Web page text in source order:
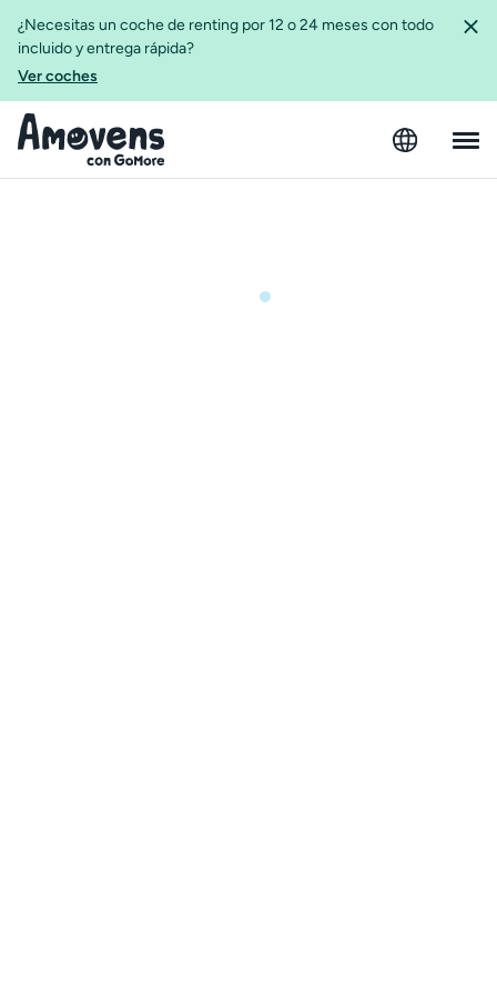
¿Necesitas un coche de renting por 12 o 24 meses con todo
incluido y entrega rápida?
Ver coches